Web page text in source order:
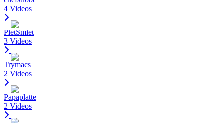
4 Videos
PietSmiet
3 Videos
Trymacs
2 Videos
Papaplatte
2 Videos